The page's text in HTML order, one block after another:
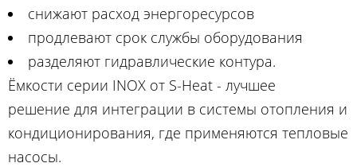
снижают расход энергоресурсов
продлевают срок службы оборудования
разделяют гидравлические контура.
Ёмкости серии INOX от S-Heat - лучшее
решение для интеграции в системы отопления и
кондиционирования, где применяются тепловые
насосы.